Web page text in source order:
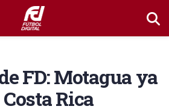
FD: Motagua ya
Rica